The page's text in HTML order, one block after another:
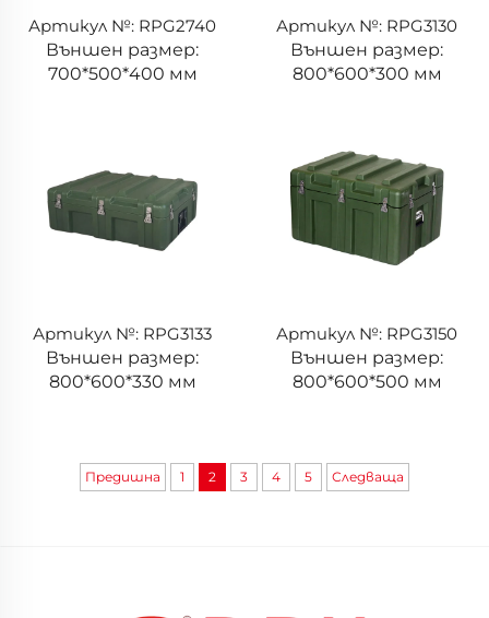
Артикул №: RPG2740
Външен размер:
700*500*400 мм
Артикул №: RPG3130
Външен размер:
800*600*300 мм
Артикул №: RPG3133
Външен размер:
800*600*330 мм
Артикул №: RPG3150
Външен размер:
800*600*500 мм
Предишна 1 2 3 4 5 Следваща